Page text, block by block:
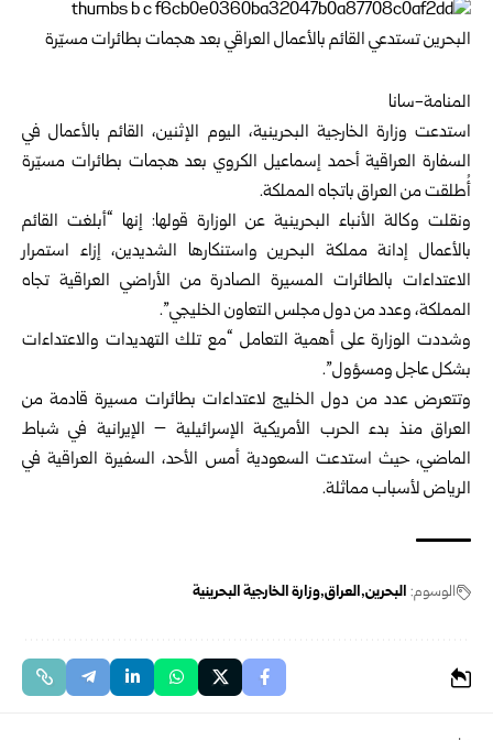
المنامة-سانا
استدعت وزارة الخارجية البحرينية، اليوم الإثنين، القائم بالأعمال في
السفارة العراقية أحمد إسماعيل الكروي بعد هجمات بطائرات مسيّرة
أُطلقت من العراق باتجاه المملكة.
ونقلت وكالة الأنباء البحرينية عن الوزارة قولها: إنها “أبلغت القائم
بالأعمال إدانة مملكة البحرين واستنكارها الشديدين، إزاء استمرار
الاعتداءات بالطائرات المسيرة الصادرة من الأراضي العراقية تجاه
المملكة، وعدد من دول مجلس التعاون الخليجي”.
وشددت الوزارة على أهمية التعامل “مع تلك التهديدات والاعتداءات
بشكل عاجل ومسؤول”.
وتتعرض عدد من دول الخليج لاعتداءات بطائرات مسيرة قادمة من
العراق منذ بدء الحرب الأمريكية الإسرائيلية – الإيرانية في شباط
الماضي، حيث استدعت السعودية أمس الأحد، السفيرة العراقية في
الرياض لأسباب مماثلة.
الوسوم: البحرين العراق وزارة الخارجية البحرينية